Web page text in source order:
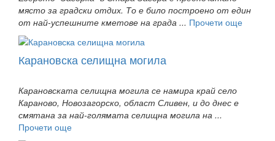
място за градски отдих. То е било построено от един
от най-успешните кметове на града ... Прочети още
Карановска селищна могила
Карановската селищна могила се намира край село
Караново, Новозагорско, област Сливен, и до днес е
смятана за най-голямата селищна могила на ...
Прочети още